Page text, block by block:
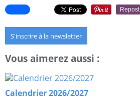
Repost
S'inscrire à la newsletter
Vous aimerez aussi :
Calendrier 2026/2027